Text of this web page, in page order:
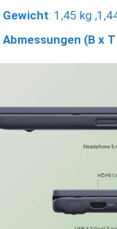
Gewicht: 1,45 kg
Abmessungen (B x